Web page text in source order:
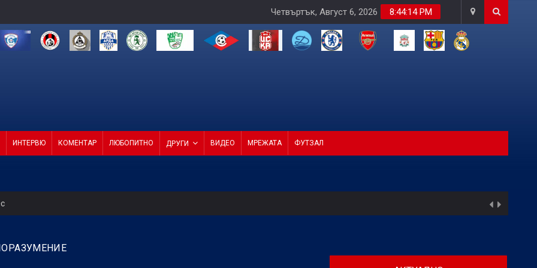
8:44:16 PM
Четвъртък, Август 6, 2026
ИНТЕРВЮ КОМЕНТАР ЛЮБОПИТНО ДРУГИ ВИДЕО МРЕЖАТА ФУТЗАЛ
смачка Макаби с 3:0! (ВИДЕО)